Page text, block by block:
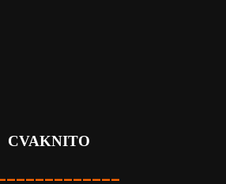
CVAKNITO